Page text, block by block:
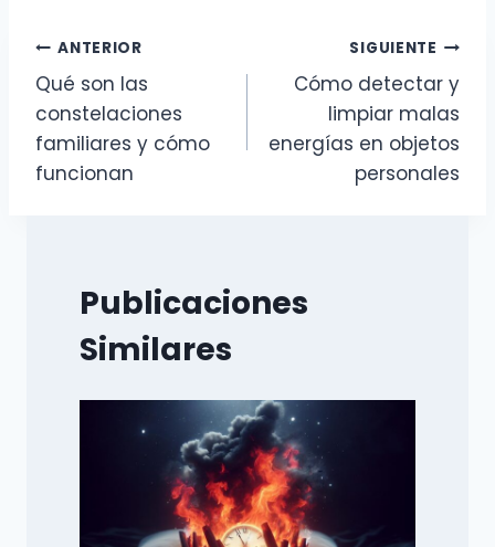
Navegación
de
entradas
ANTERIOR
Qué son las
constelaciones
familiares y cómo
funcionan
SIGUIENTE
Cómo detectar y
limpiar malas
energías en objetos
personales
Publicaciones
Similares